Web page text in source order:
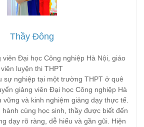
Thầy Đông
Đại học Công nghiệp Hà Nội, giáo
viên luyện thi THPT
sự nghiệp tại một trường THPT ở quê
giảng viên Đại học Công nghiệp Hà
vững và kinh nghiệm giảng dạy thực tế.
cùng học sinh, thầy được biết đến
dạy rõ ràng, dễ hiểu và gần gũi. Hiện